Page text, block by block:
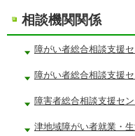
相談機関関係
障がい者総合相談支援
障がい者総合相談支援
障害者総合相談支援セ
津地域障がい者就業・